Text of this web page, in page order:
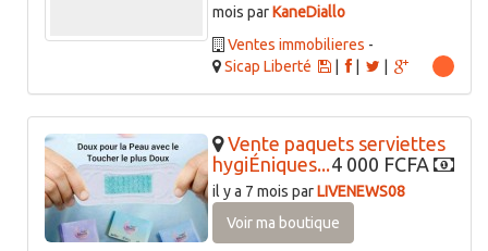
mois parKaneDiallo
Ventes immobilieres -
Sicap Liberté
|
Vente paquets serviettes
hygiÉniques...4 000 FCFA
il y a 7 mois parLIVENEWS08
Voir ma boutique